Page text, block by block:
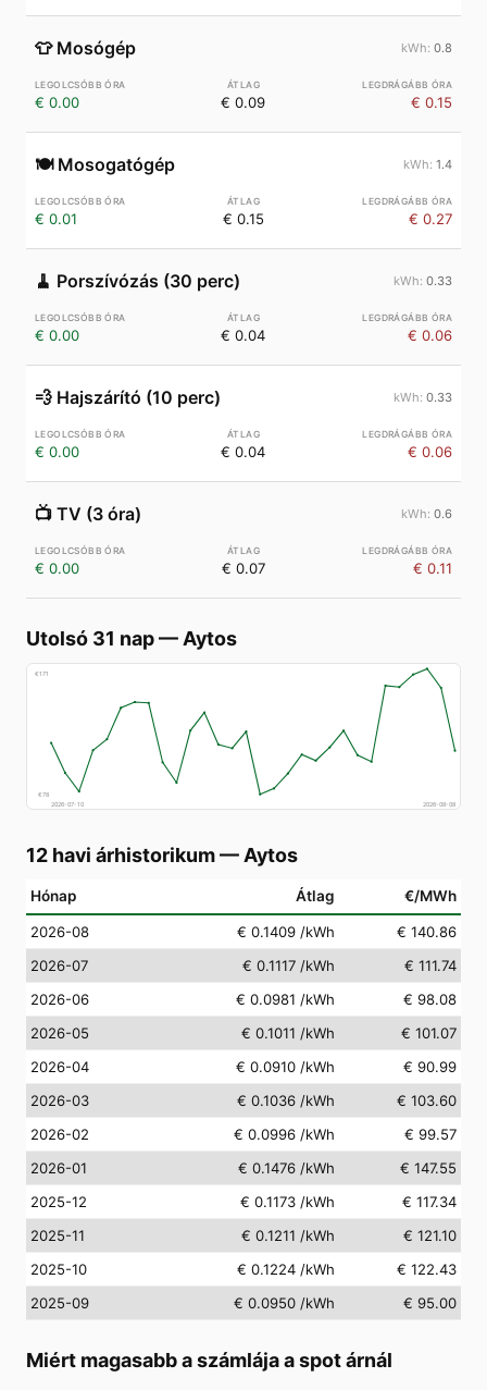
👕 Mosógép 0.8
€ 0.00 € 0.09 € 0.15
🍽️ Mosogatógép 1.4
€ 0.01 € 0.15 € 0.27
🧹 Porszívózás (30 perc) 0.33
€ 0.00 € 0.04 € 0.06
💨 Hajszárító (10 perc) 0.33
€ 0.00 € 0.04 € 0.06
📺 TV (3 óra) 0.6
€ 0.00 € 0.07 € 0.11
Utolsó 31 nap— Aytos
€171
€78
2026-07-10
2026-08-08
12 havi árhistorikum— Aytos
Hónap Átlag €/MWh
2026-08 € 0.1409 /kWh
€ 140.86
2026-07
€ 0.1117 /kWh
€ 111.74
2026-06
€ 0.0981 /kWh
€ 98.08
2026-05
€ 0.1011 /kWh
€ 101.07
2026-04
€ 0.0910 /kWh
€ 90.99
2026-03
€ 0.1036 /kWh
€ 103.60
2026-02
€ 0.0996 /kWh
€ 99.57
2026-01
€ 0.1476 /kWh
€ 147.55
2025-12
€ 0.1173 /kWh
€ 117.34
2025-11
€ 0.1211 /kWh
€ 121.10
2025-10
€ 0.1224 /kWh
€ 122.43
2025-09
€ 0.0950 /kWh € 95.00
Miért magasabb a számlája a spot árnál